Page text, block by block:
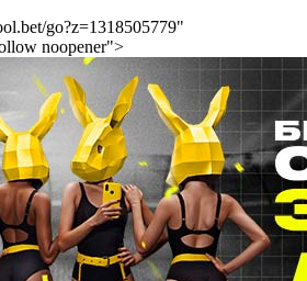
go?z=1318505779"
noopener">